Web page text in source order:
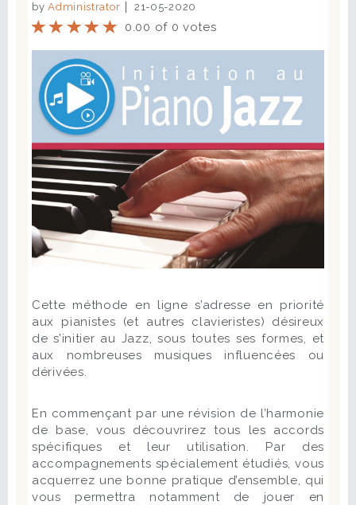
byAdministrator 21-05-2020
0.00 of 0 votes
Cette méthode en ligne s’adresse en priorité
aux pianistes (et autres clavieristes) désireux
de s’initier au Jazz, sous toutes ses formes, et
aux nombreuses musiques influencées ou
dérivées.
En commençant par une révision de l’harmonie
de base, vous découvrirez tous les accords
spécifiques et leur utilisation. Par des
accompagnements spécialement étudiés, vous
acquerrez une bonne pratique d’ensemble, qui
vous permettra notamment de jouer en